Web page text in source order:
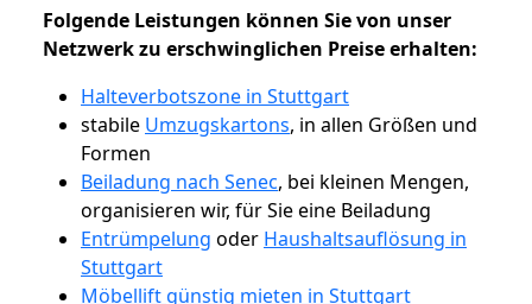
Folgende Leistungen können Sie von unser
Netzwerk zu erschwinglichen Preise erhalten:
Halteverbotszone in Stuttgart
stabile Umzugskartons, in allen Größen und
Formen
Beiladung nach Senec, bei kleinen Mengen,
organisieren wir, für Sie eine Beiladung
Entrümpelung oder Haushaltsauflösung in
Stuttgart
Möbellift günstig mieten in Stuttgart